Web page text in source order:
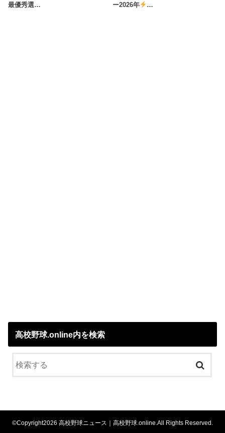
最優秀選…
ー2026年
…
高校野球.online内を検索
©Copyright2026 高校野球ニュース｜高校野球.online .All Rights Reserved.